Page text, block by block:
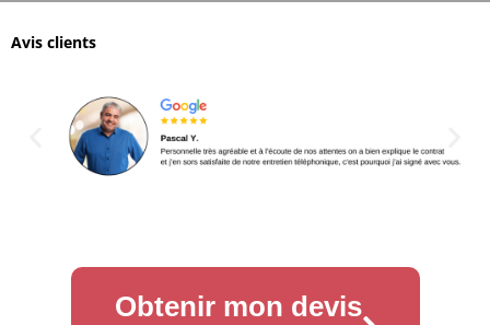
Avis clients
Obtenir mon devis